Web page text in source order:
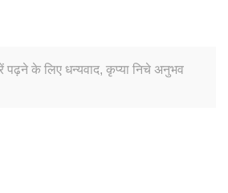
पढ़ने के लिए धन्यवाद, कृप्या निचे अनुभव